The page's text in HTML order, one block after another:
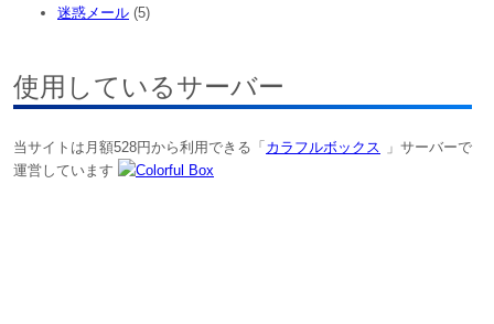
迷惑メール (5)
使用しているサーバー
当サイトは月額528円から利用できる「 カラフルボックス
」サーバーで
運営しています